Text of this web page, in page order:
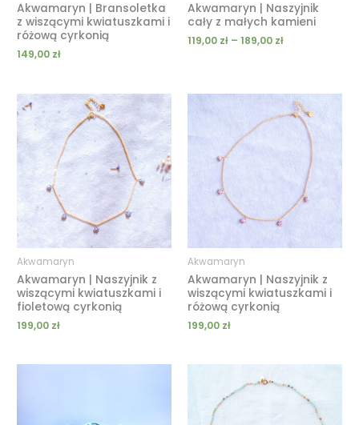
Akwamaryn | Bransoletka
z wiszącymi kwiatuszkami i
różową cyrkonią
149,00 zł
Akwamaryn | Naszyjnik
cały z małych kamieni
119,00 zł – 189,00 zł
Akwamaryn
Akwamaryn | Naszyjnik z
wiszącymi kwiatuszkami i
fioletową cyrkonią
199,00 zł
Akwamaryn
Akwamaryn | Naszyjnik z
wiszącymi kwiatuszkami i
różową cyrkonią
199,00 zł
cen:
od
119,00 zł